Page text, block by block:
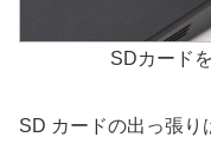
SDカード
SD カードの出っ張り